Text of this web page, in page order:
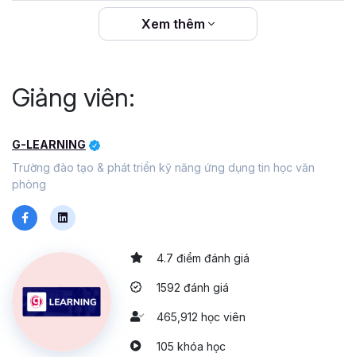
Xem thêm
Giảng viên:
G-LEARNING
Trường đào tạo & phát triển kỹ năng ứng dụng tin học văn
phòng
4.7 điểm đánh giá
1592 đánh giá
465,912 học viên
105 khóa học